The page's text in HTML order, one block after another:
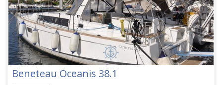
Beneteau Oceanis 38.1